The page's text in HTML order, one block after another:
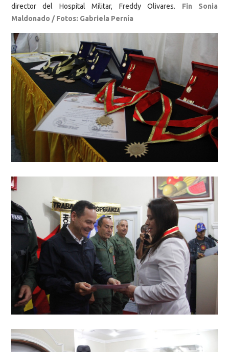
director del Hospital Militar, Freddy Olivares. Fin Sonia
Maldonado / Fotos: Gabriela Pernía